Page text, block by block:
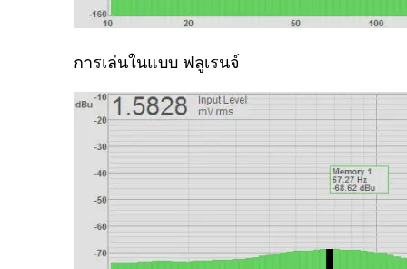
การเล่นในแบบ ฟลูเรนจ์